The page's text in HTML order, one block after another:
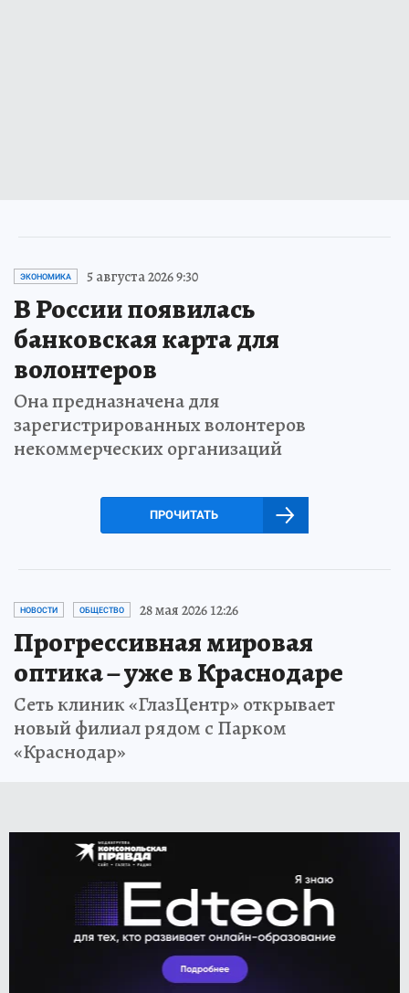
ЭКОНОМИКА 5 августа 2026 9:30
В России появилась
банковская карта для
волонтеров
Она предназначена для
зарегистрированных волонтеров
некоммерческих организаций
ПРОЧИТАТЬ
НОВОСТИ ОБЩЕСТВО 28 мая 2026 12:26
Прогрессивная мировая
оптика – уже в Краснодаре
Сеть клиник «ГлазЦентр» открывает
новый филиал рядом с Парком
«Краснодар»